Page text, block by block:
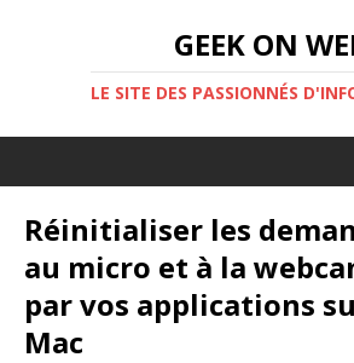
GEEK ON
LE SITE DES PASSIONNÉS
Réinitialiser les
au micro et à la
par vos applications
Mac